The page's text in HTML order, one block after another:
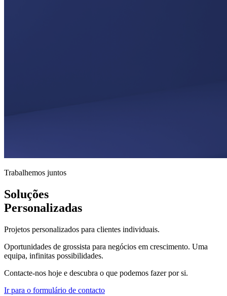
Trabalhemos juntos
Soluções
Personalizadas
Projetos personalizados para clientes individuais.
Oportunidades de grossista para negócios em crescimento. Uma
equipa, infinitas possibilidades.
Contacte-nos hoje e descubra o que podemos fazer por si.
Ir para o formulário de contacto